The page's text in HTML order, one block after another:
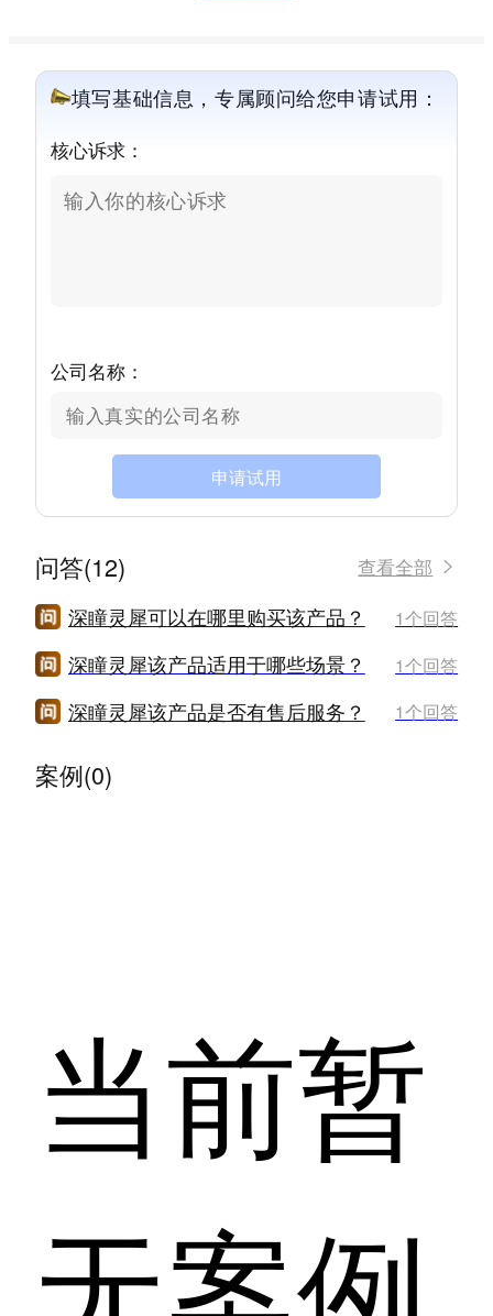
填写基础信息，专属顾问给您申请试用：
核心诉求：
公司名称：
申请试用
问答(12) 查看全部
深瞳灵犀可以在哪里购买该产品？ 1个回答
深瞳灵犀该产品适用于哪些场景？ 1个回答
深瞳灵犀该产品是否有售后服务？ 1个回答
案例(0)
当前暂